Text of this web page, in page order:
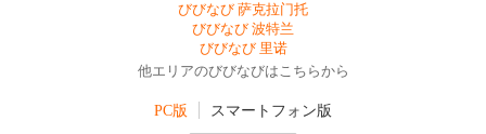
びびなび 萨克拉门托
びびなび 波特兰
びびなび 里诺
他エリアのびびなびはこちらから
PC版 スマートフォン版